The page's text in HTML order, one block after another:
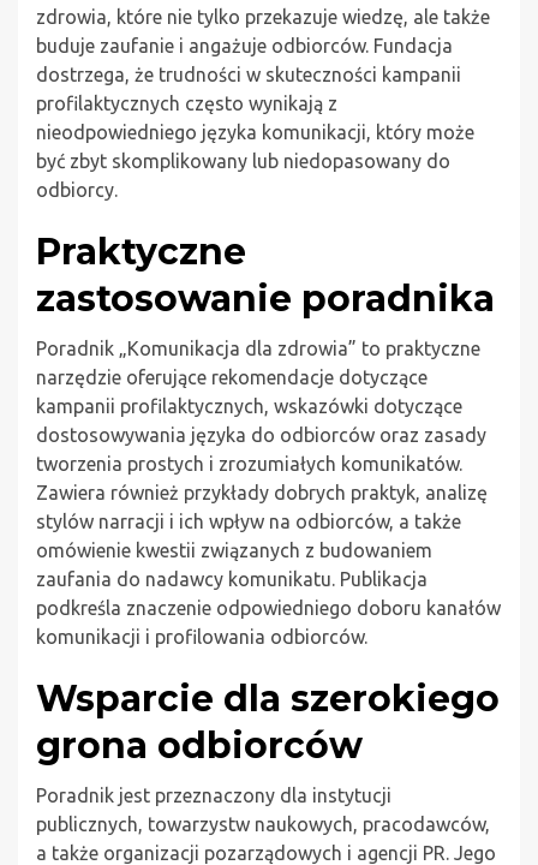
zdrowia, które nie tylko przekazuje wiedzę, ale także
buduje zaufanie i angażuje odbiorców. Fundacja
dostrzega, że trudności w skuteczności kampanii
profilaktycznych często wynikają z
nieodpowiedniego języka komunikacji, który może
być zbyt skomplikowany lub niedopasowany do
odbiorcy.
Praktyczne
zastosowanie poradnika
Poradnik „Komunikacja dla zdrowia” to praktyczne
narzędzie oferujące rekomendacje dotyczące
kampanii profilaktycznych, wskazówki dotyczące
dostosowywania języka do odbiorców oraz zasady
tworzenia prostych i zrozumiałych komunikatów.
Zawiera również przykłady dobrych praktyk, analizę
stylów narracji i ich wpływ na odbiorców, a także
omówienie kwestii związanych z budowaniem
zaufania do nadawcy komunikatu. Publikacja
podkreśla znaczenie odpowiedniego doboru kanałów
komunikacji i profilowania odbiorców.
Wsparcie dla szerokiego
grona odbiorców
Poradnik jest przeznaczony dla instytucji
publicznych, towarzystw naukowych, pracodawców,
a także organizacji pozarządowych i agencji PR. Jego